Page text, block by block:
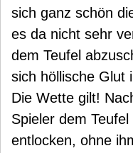
sich ganz schön
es da nicht sehr
dem Teufel
sich höllische Glut
Die Wette gilt!
Spieler dem
entlocken, ohne